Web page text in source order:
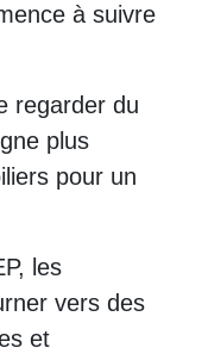
à suivre
regarder du
plus
pour un
les
vers des
et